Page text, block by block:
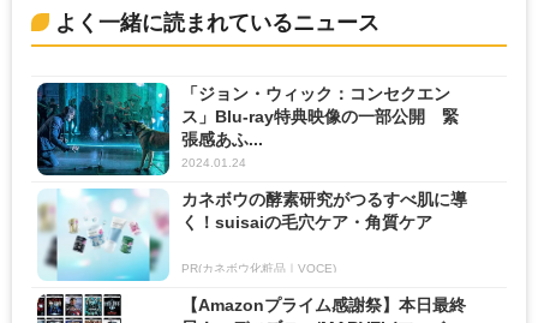
よく一緒に読まれているニュース
「ジョン・ウィック：コンセクエン
ス」Blu-ray特典映像の一部公開 緊
張感あふ...
2024.01.24
カネボウの酵素研究がつるすべ肌に導
く！suisaiの毛穴ケア・角質ケア
PR(カネボウ化粧品｜VOCE)
【Amazonプライム感謝祭】本日最終